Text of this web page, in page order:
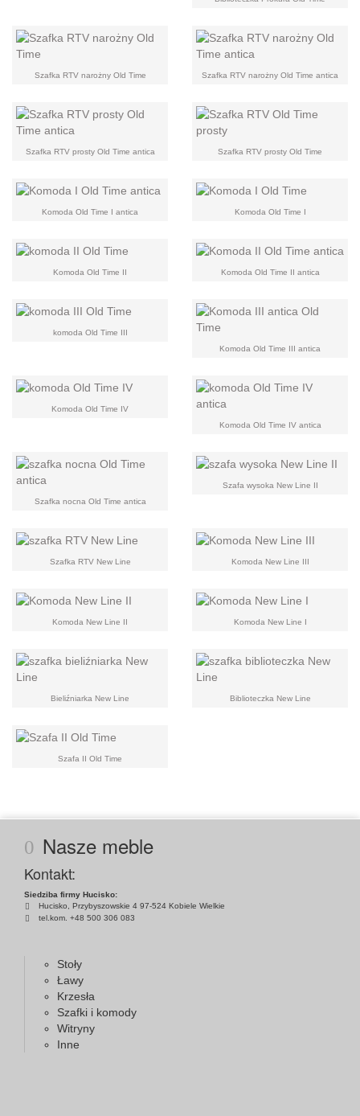
Szafka RTV narożny Old Time Szafka RTV narożny Old Time antica
Szafka RTV prosty Old Time antica Szafka RTV prosty Old Time
Komoda Old Time I antica Komoda Old Time I
Komoda Old Time II Komoda Old Time II antica
komoda Old Time III
Komoda Old Time III antica
Komoda Old Time IV
Komoda Old Time IV antica
Szafka nocna Old Time antica
Szafa wysoka New Line II
Szafka RTV New Line Komoda New Line III
Komoda New Line II Komoda New Line I
Bieliźniarka New Line Biblioteczka New Line
Szafa II Old Time
Nasze meble
Kontakt:
Siedziba firmy Hucisko:
Hucisko, Przybyszowskie 4 97-524 Kobiele Wielkie
tel.kom. +48 500 306 083
Stoły
Ławy
Krzesła
Szafki i komody
Witryny
Inne